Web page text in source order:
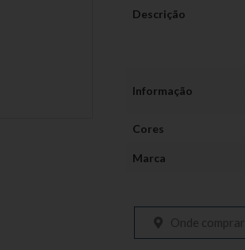
Descrição
Informação
Cores
Marca
Onde comprar